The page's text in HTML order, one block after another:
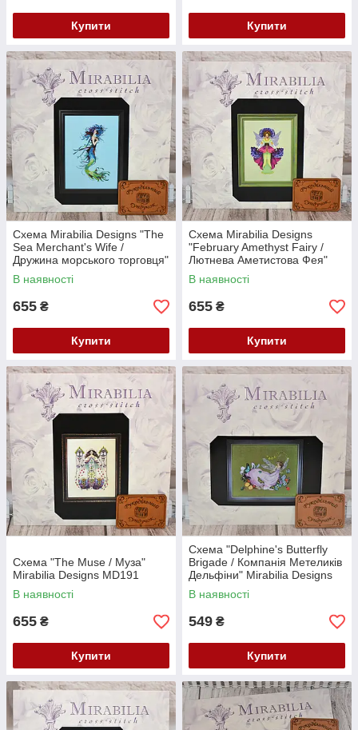
Купити Купити
Схема Mirabilia Designs "The
Sea Merchant's Wife /
Дружина морського торговця"
MD193
В наявності
655 ₴
Купити
Схема Mirabilia Designs
"February Amethyst Fairy /
Лютнева Аметистова Фея"
MD192
В наявності
655 ₴
Купити
Схема "The Muse / Муза"
Mirabilia Designs MD191
В наявності
655 ₴
Купити
Схема "Delphine's Butterfly
Brigade / Компанія Метеликів
Дельфіни" Mirabilia Designs
MD190
В наявності
549 ₴
Купити